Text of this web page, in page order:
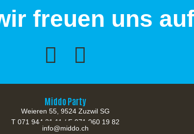
freuen uns
Middo Party
Weieren 55, 9524 Zuzwil SG
T 071 944 21 11 / F 071 960 19 82
info@middo.ch